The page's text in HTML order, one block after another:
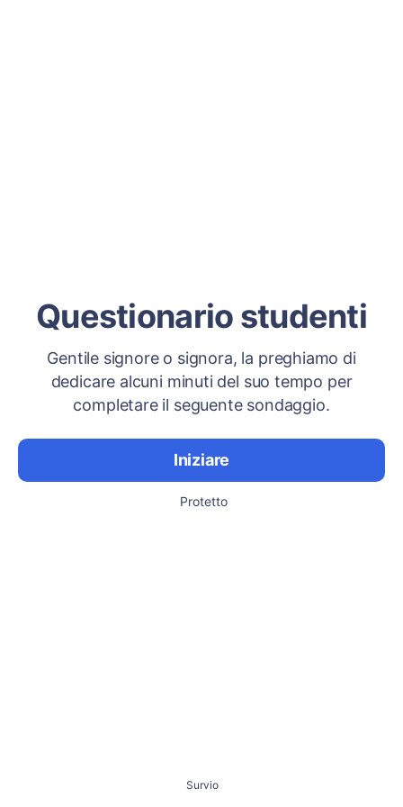
Questionario studenti
Gentile signore o signora, la preghiamo di
dedicare alcuni minuti del suo tempo per
completare il seguente sondaggio.
Iniziare
Protetto
Survio